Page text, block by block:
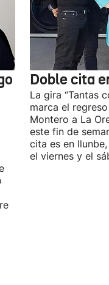
Doble cita
La gira “Tantas
marca el
Montero a La
este fin de
cita es en
el viernes y el